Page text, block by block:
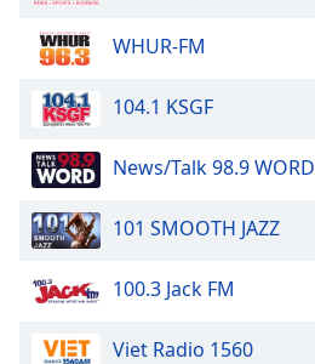
Caption
Area
Background
Color
Opacity
Size
WHUR-FM
104.1 KSGF
News/Talk 98.9 WORD
101 SMOOTH JAZZ
100.3 Jack FM
Viet Radio 1560